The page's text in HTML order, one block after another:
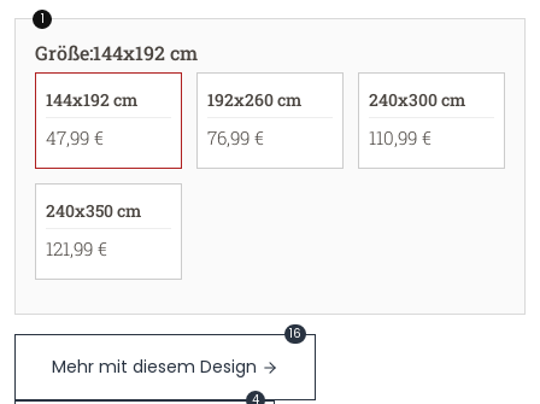
1
Größe:144x192 cm
144x192 cm
47,99 €
192x260 cm
76,99 €
240x300 cm
110,99 €
240x350 cm
121,99 €
Mehr mit diesem Design
16
4